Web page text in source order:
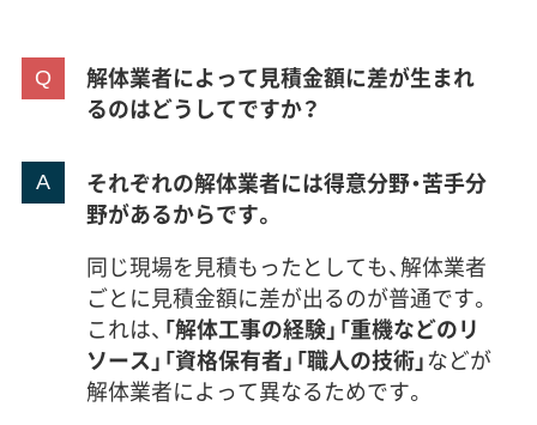
解体業者によって見積金額に差が生まれ
るのはどうしてですか？
それぞれの解体業者には得意分野・苦手分
野があるからです。
同じ現場を見積もったとしても、解体業者
ごとに見積金額に差が出るのが普通です。
これは、 「解体工事の経験」「重機などのリ
ソース」「資格保有者」「職人の技術」などが
解体業者によって異なるためです。